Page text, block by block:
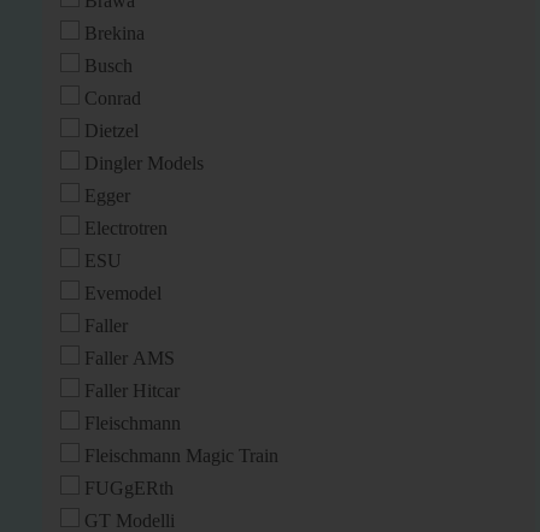
Brekina
Busch
Conrad
Dietzel
Dingler Models
Egger
Electrotren
ESU
Evemodel
Faller
Faller AMS
Faller Hitcar
Fleischmann
Fleischmann Magic Train
FUGgERth
GT Modelli